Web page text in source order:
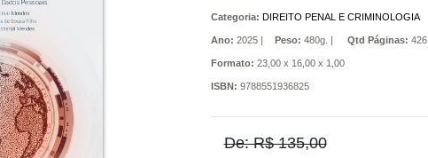
Categoria: DIREITO PENAL E CRIMINOLOGIA
Ano: 2025 | Peso: 480g. | Qtd Páginas: 426
Formato: 23,00 x 16,00 x 1,00
ISBN: 9788551936825
De: R$ 135,00